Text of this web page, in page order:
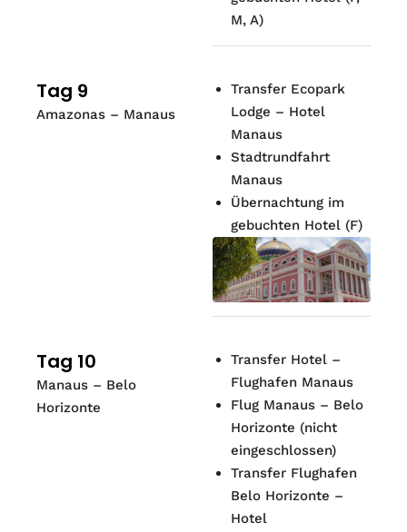
M, A)
Tag 9
Amazonas – Manaus
Transfer Ecopark
Lodge – Hotel
Manaus
Stadtrundfahrt
Manaus
Übernachtung im
gebuchten Hotel (F)
Tag 10
Manaus – Belo
Horizonte
Transfer Hotel –
Flughafen Manaus
Flug Manaus – Belo
Horizonte (nicht
eingeschlossen)
Transfer Flughafen
Belo Horizonte –
Hotel